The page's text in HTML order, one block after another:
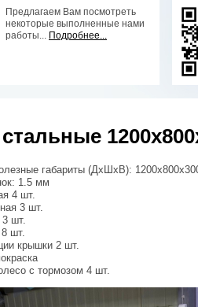
Предлагаем Вам посмотреть
некоторые выполненные нами
работы... Подробнее...
габариты (ДхШхВ):
1.5 мм
4 шт.
3 шт.
3 шт.
8 шт.
крышки 2 шт.
с тормозом 4 шт.